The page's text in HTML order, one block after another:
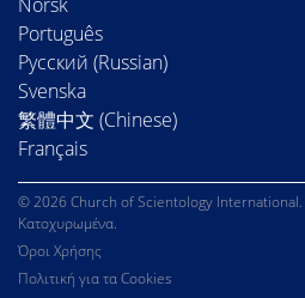
Português
Русский (Russian)
Svenska
繁體中文 (Chinese)
Français
© 2026 Church of Scientology International.
Κατοχυρωμένα.
Όροι Χρήσης
Πολιτική για τα Cookies